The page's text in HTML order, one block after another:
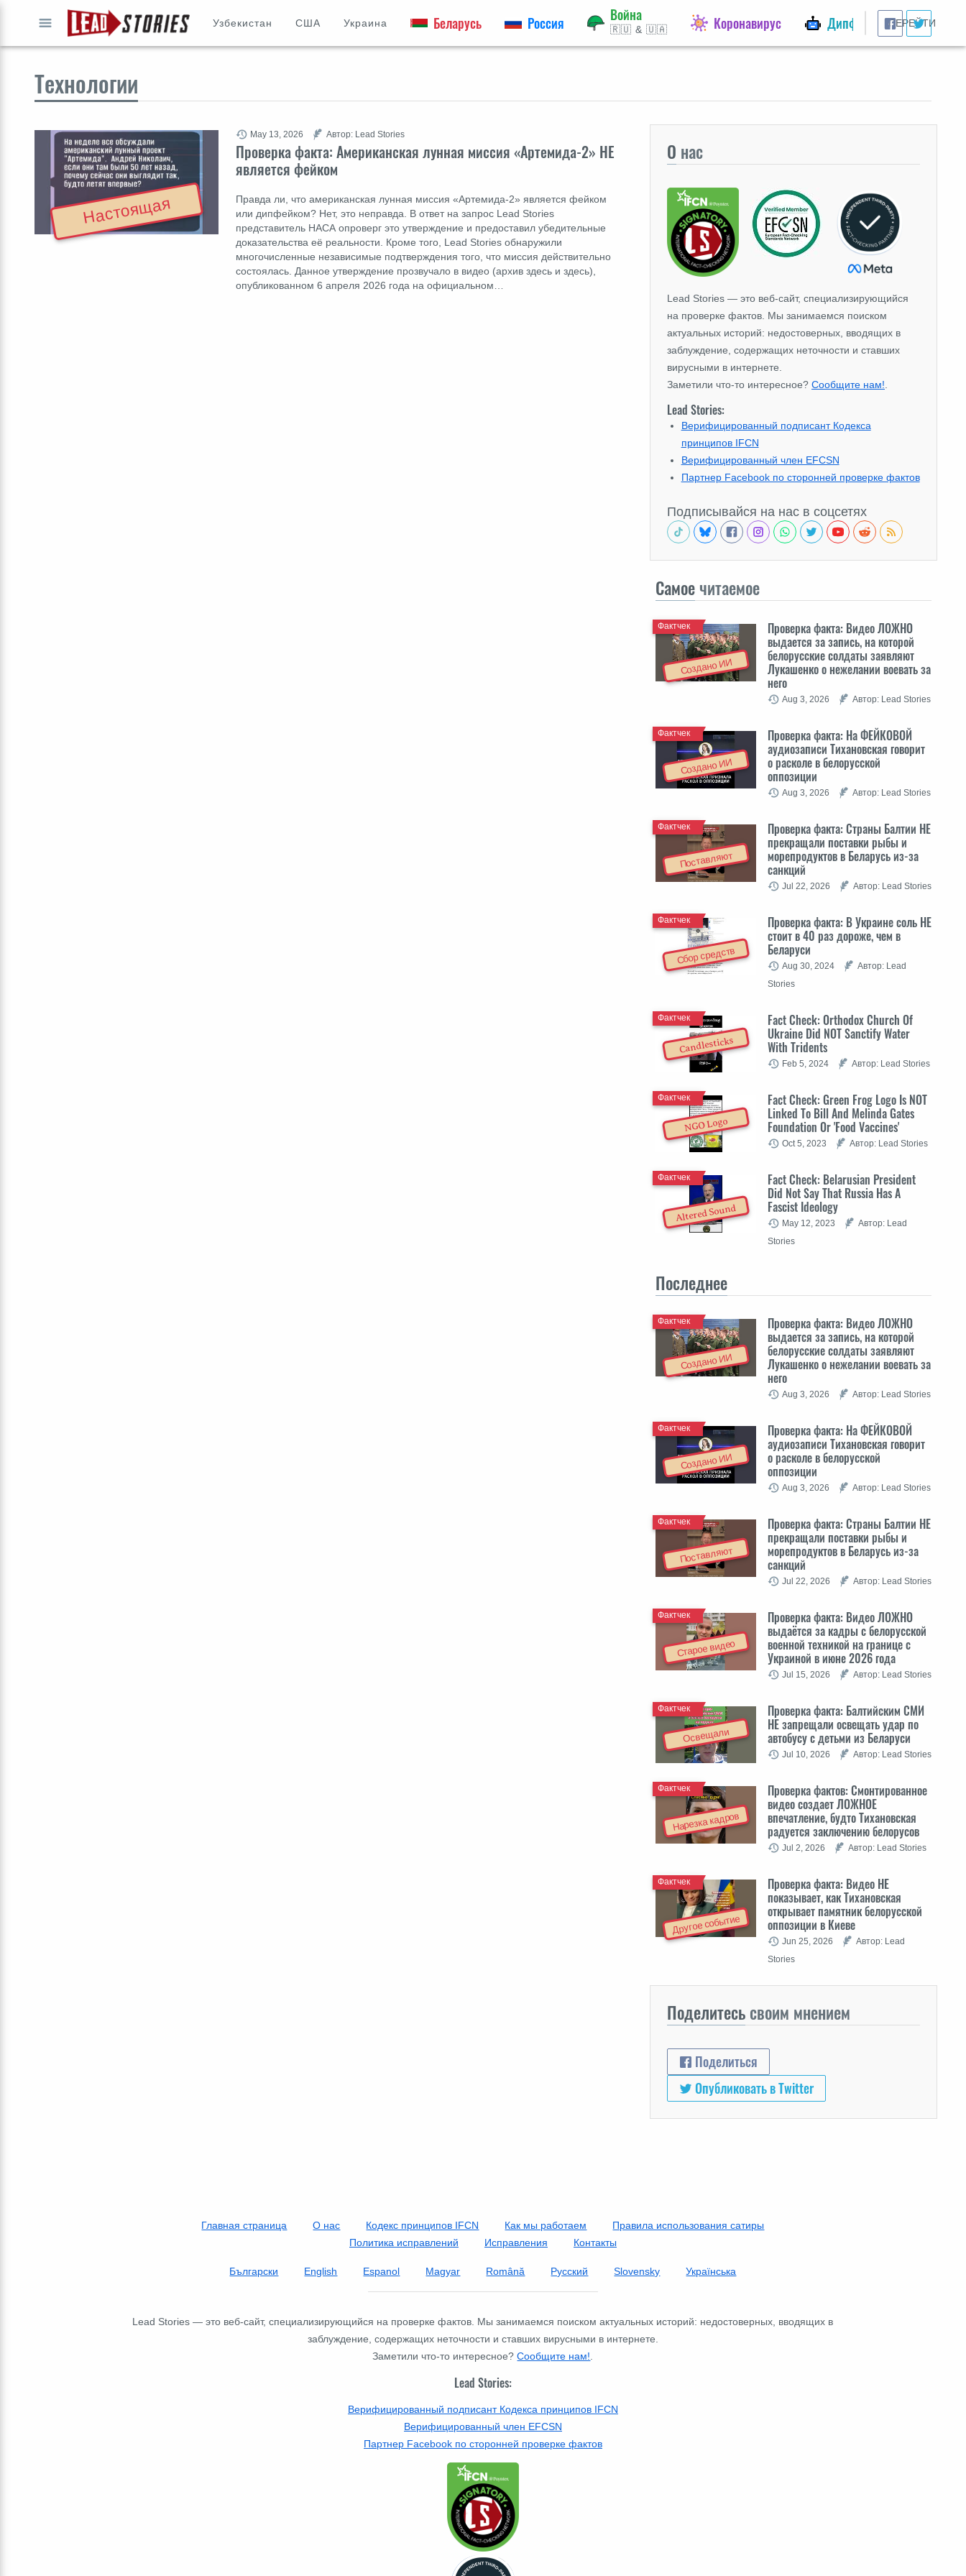
ПЕРЕЙТИ
Узбекистан США Украина Беларусь Россия Война
🇷🇺 & 🇺🇦 Коронавирус Дипфейки
Технологии
Проверка факта: Американская лунная миссия «Артемида-2» НЕ
является фейком
Правда ли, что американская лунная миссия «Артемида-2» является фейком
или дипфейком? Нет, это неправда. В ответ на запрос Lead Stories
представитель НАСА опроверг это утверждение и предоставил убедительные
доказательства её реальности. Кроме того, Lead Stories обнаружили
многочисленные независимые подтверждения того, что миссия действительно
состоялась. Данное утверждение прозвучало в видео (архив здесь и здесь),
опубликованном 6 апреля 2026 года на официальном…
May 13, 2026 Автор: Lead Stories
Настоящая
О нас
Lead Stories — это веб-сайт, специализирующийся
на проверке фактов. Мы занимаемся поиском
актуальных историй: недостоверных, вводящих в
заблуждение, содержащих неточности и ставших
вирусными в интернете.
Заметили что-то интересное? Сообщите нам!
Lead Stories:
Верифицированный подписант Кодекса
принципов IFCN
Верифицированный член EFCSN
Партнер Facebook по сторонней проверке фактов
Подписывайся на нас в соцсетях
Самое читаемое
Создано ИИ
Проверка факта: Видео ЛОЖНО
выдается за запись, на которой
белорусские солдаты заявляют
Лукашенко о нежелании воевать за
него
Фактчек
Aug 3, 2026 Автор: Lead Stories
Создано ИИ
Проверка факта: На ФЕЙКОВОЙ
аудиозаписи Тихановская говорит
о расколе в белорусской
оппозиции
Фактчек
Aug 3, 2026 Автор: Lead Stories
Поставляют
Проверка факта: Cтраны Балтии НЕ
прекращали поставки рыбы и
морепродуктов в Беларусь из-за
санкций
Фактчек
Jul 22, 2026 Автор: Lead Stories
Сбор средств
Проверка факта: В Украине соль НЕ
стоит в 40 раз дороже, чем в
Беларуси
Фактчек
Aug 30, 2024
Автор: Lead
Stories
Candlesticks
Fact Check: Orthodox Church Of
Ukraine Did NOT Sanctify Water
With Tridents
Фактчек
Feb 5, 2024 Автор: Lead Stories
NGO Logo
Fact Check: Green Frog Logo Is NOT
Linked To Bill And Melinda Gates
Foundation Or 'Food Vaccines'
Фактчек
Oct 5, 2023 Автор: Lead Stories
Altered Sound
Fact Check: Belarusian President
Did Not Say That Russia Has A
Fascist Ideology
Фактчек
May 12, 2023
Автор: Lead
Stories
Последнее
Создано ИИ
Проверка факта: Видео ЛОЖНО
выдается за запись, на которой
белорусские солдаты заявляют
Лукашенко о нежелании воевать за
него
Фактчек
Aug 3, 2026 Автор: Lead Stories
Создано ИИ
Проверка факта: На ФЕЙКОВОЙ
аудиозаписи Тихановская говорит
о расколе в белорусской
оппозиции
Фактчек
Aug 3, 2026 Автор: Lead Stories
Поставляют
Проверка факта: Cтраны Балтии НЕ
прекращали поставки рыбы и
морепродуктов в Беларусь из-за
санкций
Фактчек
Jul 22, 2026 Автор: Lead Stories
Старое видео
Проверка факта: Видео ЛОЖНО
выдаётся за кадры с белорусской
военной техникой на границе с
Украиной в июне 2026 года
Фактчек
Jul 15, 2026 Автор: Lead Stories
Освещали
Проверка факта: Балтийским СМИ
НЕ запрещали освещать удар по
автобусу с детьми из Беларуси
Фактчек
Jul 10, 2026 Автор: Lead Stories
Нарезка кадров
Проверка фактов: Cмонтированное
видео создает ЛОЖНОЕ
впечатление, будто Тихановская
радуется заключению белорусов
Фактчек
Jul 2, 2026 Автор: Lead Stories
Другое событие
Проверка факта: Видео НЕ
показывает, как Тихановская
открывает памятник белорусской
оппозиции в Киеве
Фактчек
Jun 25, 2026
Автор: Lead
Stories
Поделитесь своим мнением
Поделиться
Опубликовать в Twitter
Главная страница О нас Кодекс принципов IFCN Как мы работаем
Правила использования сатиры
Политика исправлений
Исправления Контакты
Български English Espanol Magyar Română Русский Slovensky Українська
Lead Stories — это веб-сайт, специализирующийся на проверке фактов. Мы занимаемся поиском актуальных историй: недостоверных, вводящих в
заблуждение, содержащих неточности и ставших вирусными в интернете.
Заметили что-то интересное?Сообщите нам!
Lead Stories:
Верифицированный подписант Кодекса принципов IFCN
Верифицированный член EFCSN
Партнер Facebook по сторонней проверке фактов